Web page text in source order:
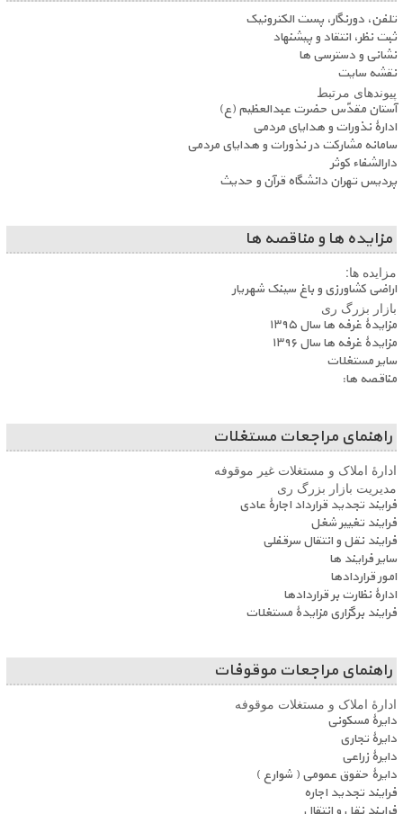
تلفن، دورنگار، پست الکترونیک
ثبت نظر، انتقاد و پیشنهاد
نشانی و دسترسی ها
نقشه سایت
پیوندهای مرتبط
آستان مقدّس حضرت عبدالعظیم (ع)
ادارۀ نذورات و هدایای مردمی
سامانه مشارکت در نذورات و هدایای مردمی
دارالشفاء کوثر
پردیس تهران دانشگاه قرآن و حدیث
مزایده ها و مناقصه ها
مزایده ها:
اراضی کشاورزی و باغ سینک شهریار
بازار بزرگ ری
مزایدۀ غرفه ها سال ۱۳۹۵
مزایدۀ غرفه ها سال ۱۳۹۶
سایر مستغلات
مناقصه ها:
راهنمای مراجعات مستغلات
ادارۀ املاک و مستغلات غیر موقوفه
مدیریت بازار بزرگ ری
فرایند تجدید قرارداد اجارۀ عادی
فرایند تغییر شغل
فرایند نقل و انتقال سرقفلی
سایر فرایند ها
امور قراردادها
ادارۀ نظارت بر قراردادها
فرایند برگزاری مزایدۀ مستغلات
راهنمای مراجعات موقوفات
ادارۀ املاک و مستغلات موقوفه
دایرۀ مسکونی
دایرۀ تجاری
دایرۀ زراعی
دایرۀ حقوق عمومی ( شوارع )
فرایند تجدید اجاره